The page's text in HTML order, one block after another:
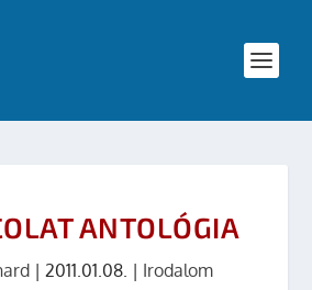
ANTOLÓGIA
| 2011.01.08. | Irodalom